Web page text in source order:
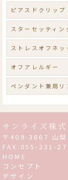
ピアスドクリップ
スターセッティン
ストレスオフネッ
オフアレルギー
ペンダント兼用リ
サンライズ株
〒409-3867 山梨
FAX:055-231-
HOME
コンセプト
デザイン